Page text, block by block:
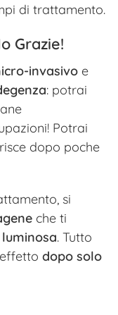
di trattamento.
Grazie!
invasivo e
: potrai
Potrai
dopo poche
si
che ti
luminosa. Tutto
dopo solo